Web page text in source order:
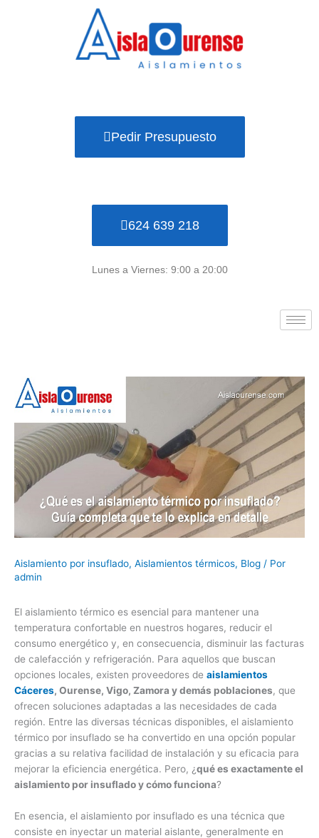
Pedir Presupuesto
624 639 218
Lunes a Viernes: 9:00 a 20:00
Aislamiento por insuflado, Aislamientos térmicos, Blog / Por
admin
El aislamiento térmico es esencial para mantener una
temperatura confortable en nuestros hogares, reducir el
consumo energético y, en consecuencia, disminuir las facturas
de calefacción y refrigeración. Para aquellos que buscan
opciones locales, existen proveedores de aislamientos
Cáceres, Ourense, Vigo, Zamora y demás poblaciones, que
ofrecen soluciones adaptadas a las necesidades de cada
región. Entre las diversas técnicas disponibles, el aislamiento
térmico por insuflado se ha convertido en una opción popular
gracias a su relativa facilidad de instalación y su eficacia para
mejorar la eficiencia energética. Pero, ¿qué es exactamente el
aislamiento por insuflado y cómo funciona?
En esencia, el aislamiento por insuflado es una técnica que
consiste en inyectar un material aislante, generalmente en